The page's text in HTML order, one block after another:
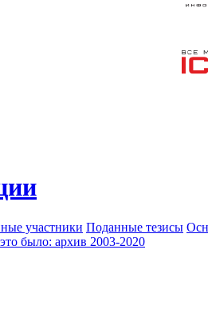
участники Поданные тезисы
было: архив 2003-2020